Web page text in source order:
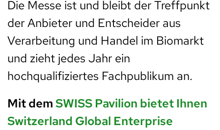
Die Messe ist und bleibt der Treffpunkt
der Anbieter und Entscheider aus
Verarbeitung und Handel im Biomarkt
und zieht jedes Jahr ein
hochqualifiziertes Fachpublikum an.
Mit demSWISS Pavilion bietet Ihnen
Switzerland Global Enterprise